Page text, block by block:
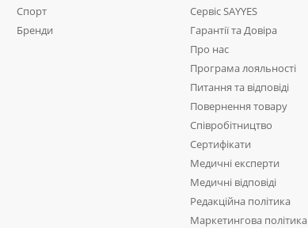
Спорт
Бренди
Сервіс SAYYES
Гарантії та Довіра
Про нас
Програма лояльності
Питання та відповіді
Повернення товару
Співробітництво
Сертифікати
Медичні експерти
Медичні відповіді
Редакційна політика
Маркетингова політика